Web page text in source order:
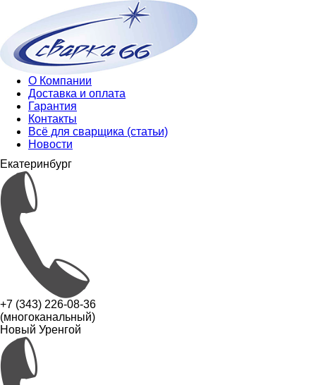
О Компании
Доставка и оплата
Гарантия
Контакты
Всё для сварщика (статьи)
Новости
Екатеринбург
+7 (343) 226-08-36
(многоканальный)
Новый Уренгой